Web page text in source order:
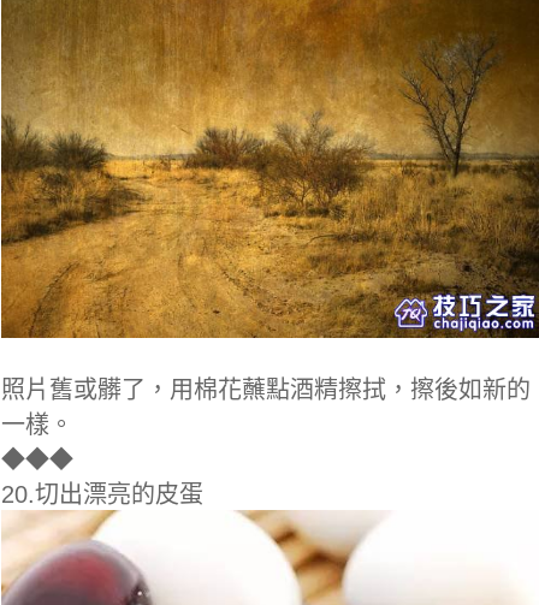
照片舊或髒了，用棉花蘸點酒精擦拭，擦後如新的
一樣。
◆◆◆
20.切出漂亮的皮蛋